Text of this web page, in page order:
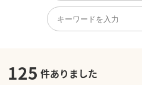
125 件ありました